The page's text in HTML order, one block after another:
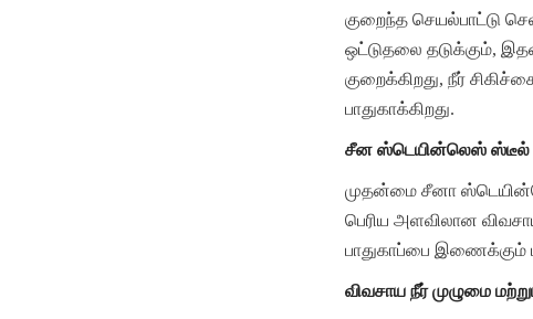
குறைந்த செயல்பாட்டு
ஒட்டுதலை தடுக்கும்,
குறைக்கிறது, நீர்
பாதுகாக்கிறது.
சீன ஸ்டெயின்லெஸ் ஸ்டீல்
முதன்மை சீனா
பெரிய அளவிலான
பாதுகாப்பை இணைக்கும்
விவசாய நீர் முழுமை